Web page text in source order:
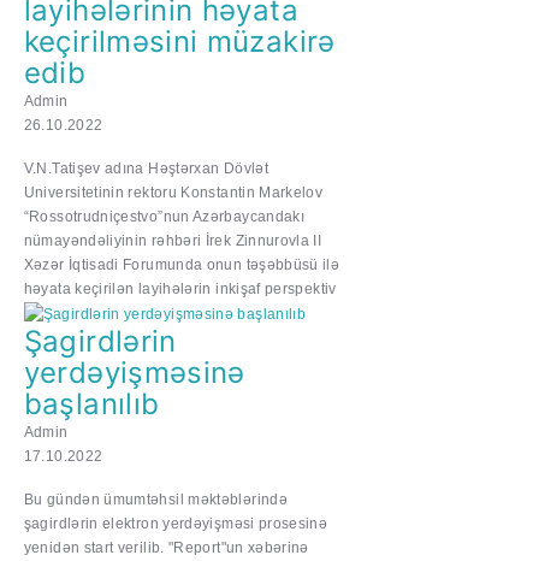
layihələrinin həyata
keçirilməsini müzakirə
edib
Admin
26.10.2022
V.N.Tatişev adına Həştərxan Dövlət
Universitetinin rektoru Konstantin Markelov
“Rossotrudniçestvo”nun Azərbaycandakı
nümayəndəliyinin rəhbəri İrek Zinnurovla II
Xəzər İqtisadi Forumunda onun təşəbbüsü ilə
həyata keçirilən layihələrin inkişaf perspektiv
Şagirdlərin
yerdəyişməsinə
başlanılıb
Admin
17.10.2022
Bu gündən ümumtəhsil məktəblərində
şagirdlərin elektron yerdəyişməsi prosesinə
yenidən start verilib. "Report"un xəbərinə